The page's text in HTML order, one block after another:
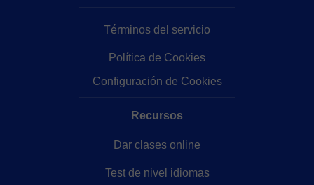
Términos del servicio
Política de Cookies
Configuración de Cookies
Recursos
Dar clases online
Test de nivel idiomas